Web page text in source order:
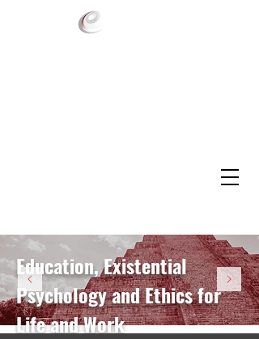
Education, Existential
Psychology and Ethics for
Life and Work